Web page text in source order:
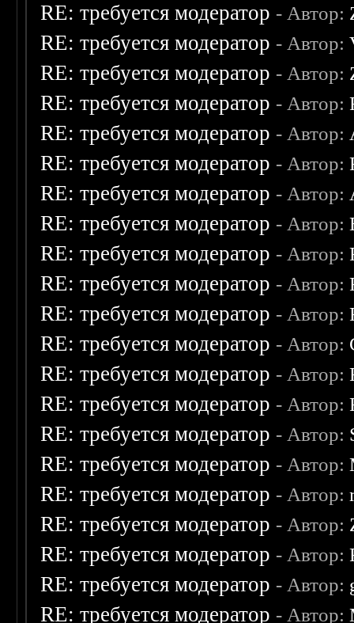
RE: требуется модератор - Автор:
RE: требуется модератор - Автор:
RE: требуется модератор - Автор:
RE: требуется модератор - Автор:
RE: требуется модератор - Автор:
RE: требуется модератор - Автор:
RE: требуется модератор - Автор:
RE: требуется модератор - Автор:
RE: требуется модератор - Автор:
RE: требуется модератор - Автор:
RE: требуется модератор - Автор:
RE: требуется модератор - Автор:
RE: требуется модератор - Автор:
RE: требуется модератор - Автор:
RE: требуется модератор - Автор:
RE: требуется модератор - Автор:
RE: требуется модератор - Автор:
RE: требуется модератор - Автор:
RE: требуется модератор - Автор:
RE: требуется модератор - Автор:
RE: требуется модератор - Автор: